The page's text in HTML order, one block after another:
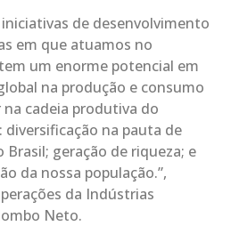
de desenvolvimento
em que atuamos no
um enorme potencial em
na produção e consumo
cadeia produtiva do
na pauta de
geração de riqueza; e
da nossa população.”,
da Indústrias
Neto.